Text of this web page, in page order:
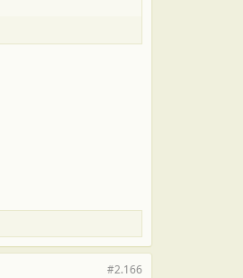
#2.166